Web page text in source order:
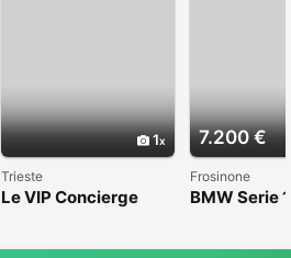
1
Trieste
Le VIP Concierge
7.200 €
Frosinone
BMW Serie